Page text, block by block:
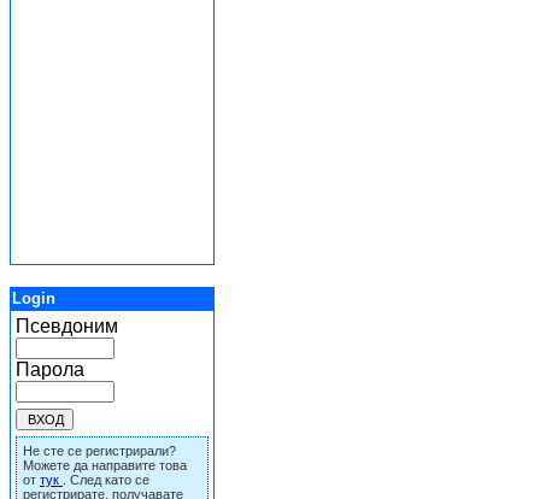
Login
Псевдоним
Парола
Не сте се регистрирали?
Можете да направите това
от тук
. След като се
регистрирате, получавате